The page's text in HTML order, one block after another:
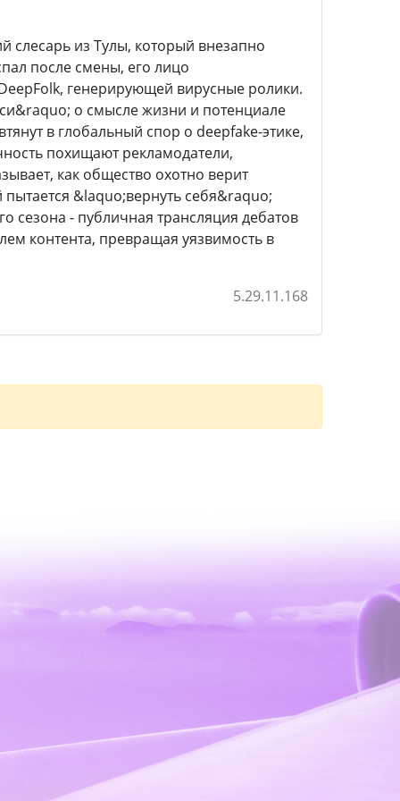
слесарь из Тулы, который внезапно
после смены, его лицо
генерирующей вирусные ролики.
о смысле жизни и потенциале
в глобальный спор о deepfake-этике,
похищают рекламодатели,
как общество охотно верит
&laquo;вернуть себя&raquo;
сезона - публичная трансляция дебатов
контента, превращая уязвимость в
5.29.11.168